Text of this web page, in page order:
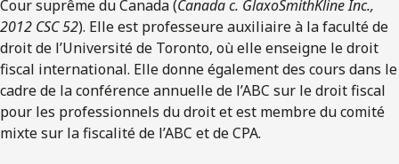
Cour suprême du Canada (Canada c. GlaxoSmithKline Inc.,
2012 CSC 52). Elle est professeure auxiliaire à la faculté de
droit de l’Université de Toronto, où elle enseigne le droit
fiscal international. Elle donne également des cours dans le
cadre de la conférence annuelle de l’ABC sur le droit fiscal
pour les professionnels du droit et est membre du comité
mixte sur la fiscalité de l’ABC et de CPA.